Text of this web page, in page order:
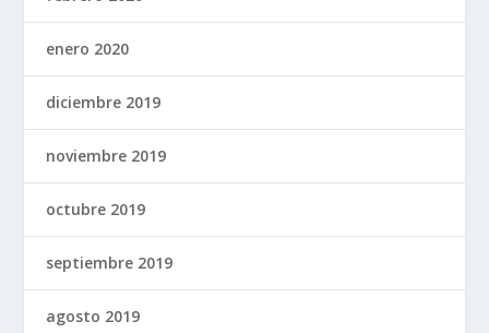
enero 2020
diciembre 2019
noviembre 2019
octubre 2019
septiembre 2019
agosto 2019